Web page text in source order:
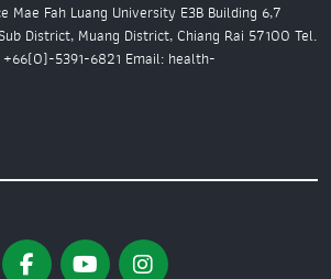
Mae Fah Luang University E3B Building 6,7
District, Muang District,Chiang Rai 57100 Tel.
+66(0)-5391-6821 Email: health-